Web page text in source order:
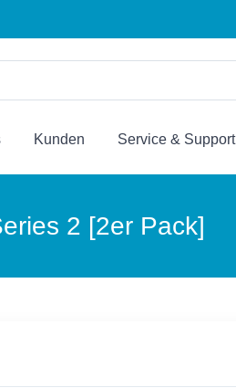
Kunden Service & Support
2 [2er Pack]